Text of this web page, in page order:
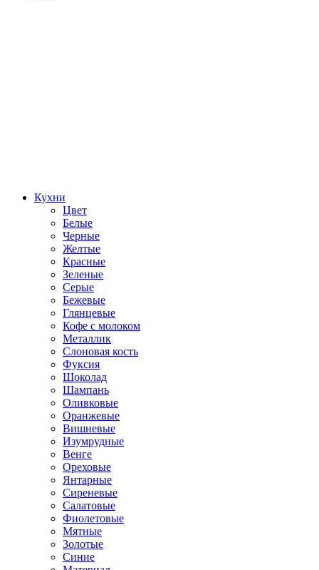
Кухни
Цвет
Белые
Черные
Желтые
Красные
Зеленые
Серые
Бежевые
Глянцевые
Кофе с молоком
Металлик
Слоновая кость
Фуксия
Шоколад
Шампань
Оливковые
Оранжевые
Вишневые
Изумрудные
Венге
Ореховые
Янтарные
Сиреневые
Салатовые
Фиолетовые
Мятные
Золотые
Синие